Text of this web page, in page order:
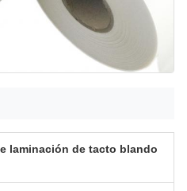
laminación de tacto blando